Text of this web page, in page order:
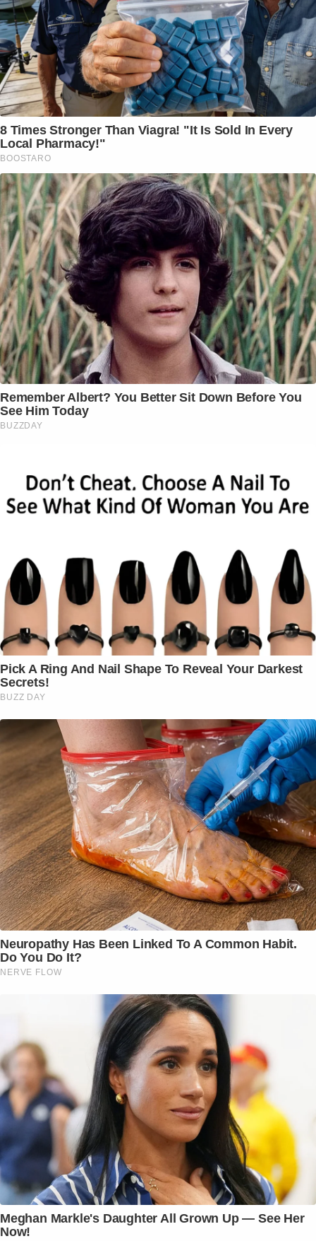
8 Times Stronger Than Viagra! "It Is Sold In Every
Local Pharmacy!"
BOOSTARO
Remember Albert? You Better Sit Down Before You
See Him Today
BUZZDAY
Pick A Ring And Nail Shape To Reveal Your Darkest
Secrets!
BUZZ DAY
Neuropathy Has Been Linked To A Common Habit.
Do You Do It?
NERVE FLOW
Meghan Markle's Daughter All Grown Up — See Her
Now!